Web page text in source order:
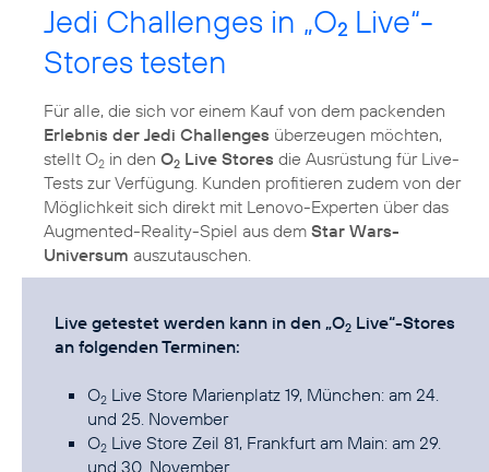
Jedi Challenges in „O2 Live“-
Stores testen
Für alle, die sich vor einem Kauf von dem packenden
Erlebnis der Jedi Challenges überzeugen möchten,
stellt O2 in den O2 Live Stores die Ausrüstung für Live-
Tests zur Verfügung. Kunden profitieren zudem von der
Möglichkeit sich direkt mit Lenovo-Experten über das
Augmented-Reality-Spiel aus dem Star Wars-
Universum auszutauschen.
Live getestet werden kann in den „O2 Live“-Stores
an folgenden Terminen:
O2 Live Store Marienplatz 19, München: am 24.
und 25. November
O2 Live Store Zeil 81, Frankfurt am Main: am 29.
und 30. November